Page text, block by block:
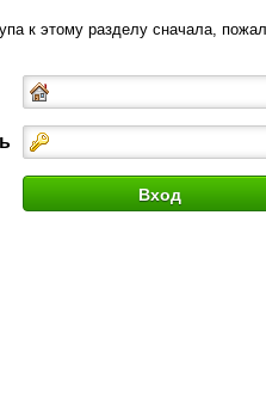
к этому разделу сначала,